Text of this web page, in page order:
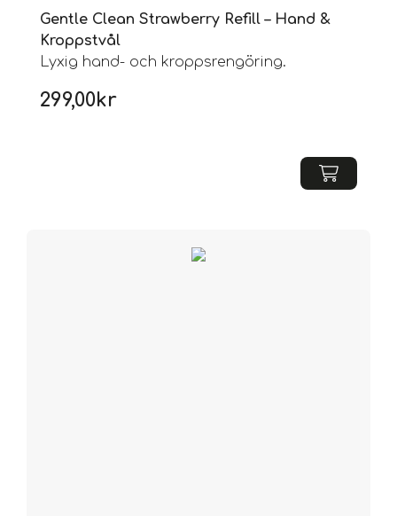
Gentle Clean Strawberry Refill – Hand &
Kroppstvål
Lyxig hand- och kroppsrengöring.
299,00kr